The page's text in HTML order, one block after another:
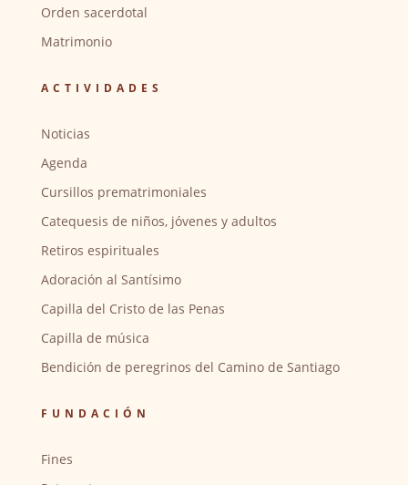
Orden sacerdotal
Matrimonio
ACTIVIDADES
Noticias
Agenda
Cursillos prematrimoniales
Catequesis de niños, jóvenes y adultos
Retiros espirituales
Adoración al Santísimo
Capilla del Cristo de las Penas
Capilla de música
Bendición de peregrinos del Camino de Santiago
FUNDACIÓN
Fines